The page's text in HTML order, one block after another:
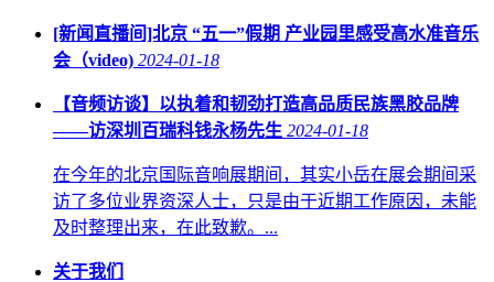
[新闻直播间]北京 “五一”假期 产业园里感受高水准音乐
会（video) 2024-01-18
【音频访谈】以执着和韧劲打造高品质民族黑胶品牌
——访深圳百瑞科钱永杨先生 2024-01-18
在今年的北京国际音响展期间，其实小岳在展会期间采
访了多位业界资深人士，只是由于近期工作原因，未能
及时整理出来，在此致歉。...
关于我们